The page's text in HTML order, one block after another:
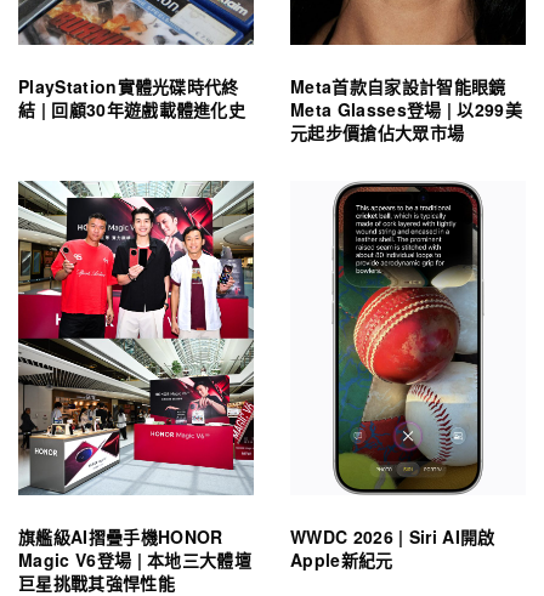
PlayStation實體光碟時代終
結 | 回顧30年遊戲載體進化史
Meta首款自家設計智能眼鏡
Meta Glasses登場 | 以299美
元起步價搶佔大眾市場
旗艦級AI摺疊手機HONOR
Magic V6登場 | 本地三大體壇
巨星挑戰其強悍性能
WWDC 2026 | Siri AI開啟
Apple新紀元